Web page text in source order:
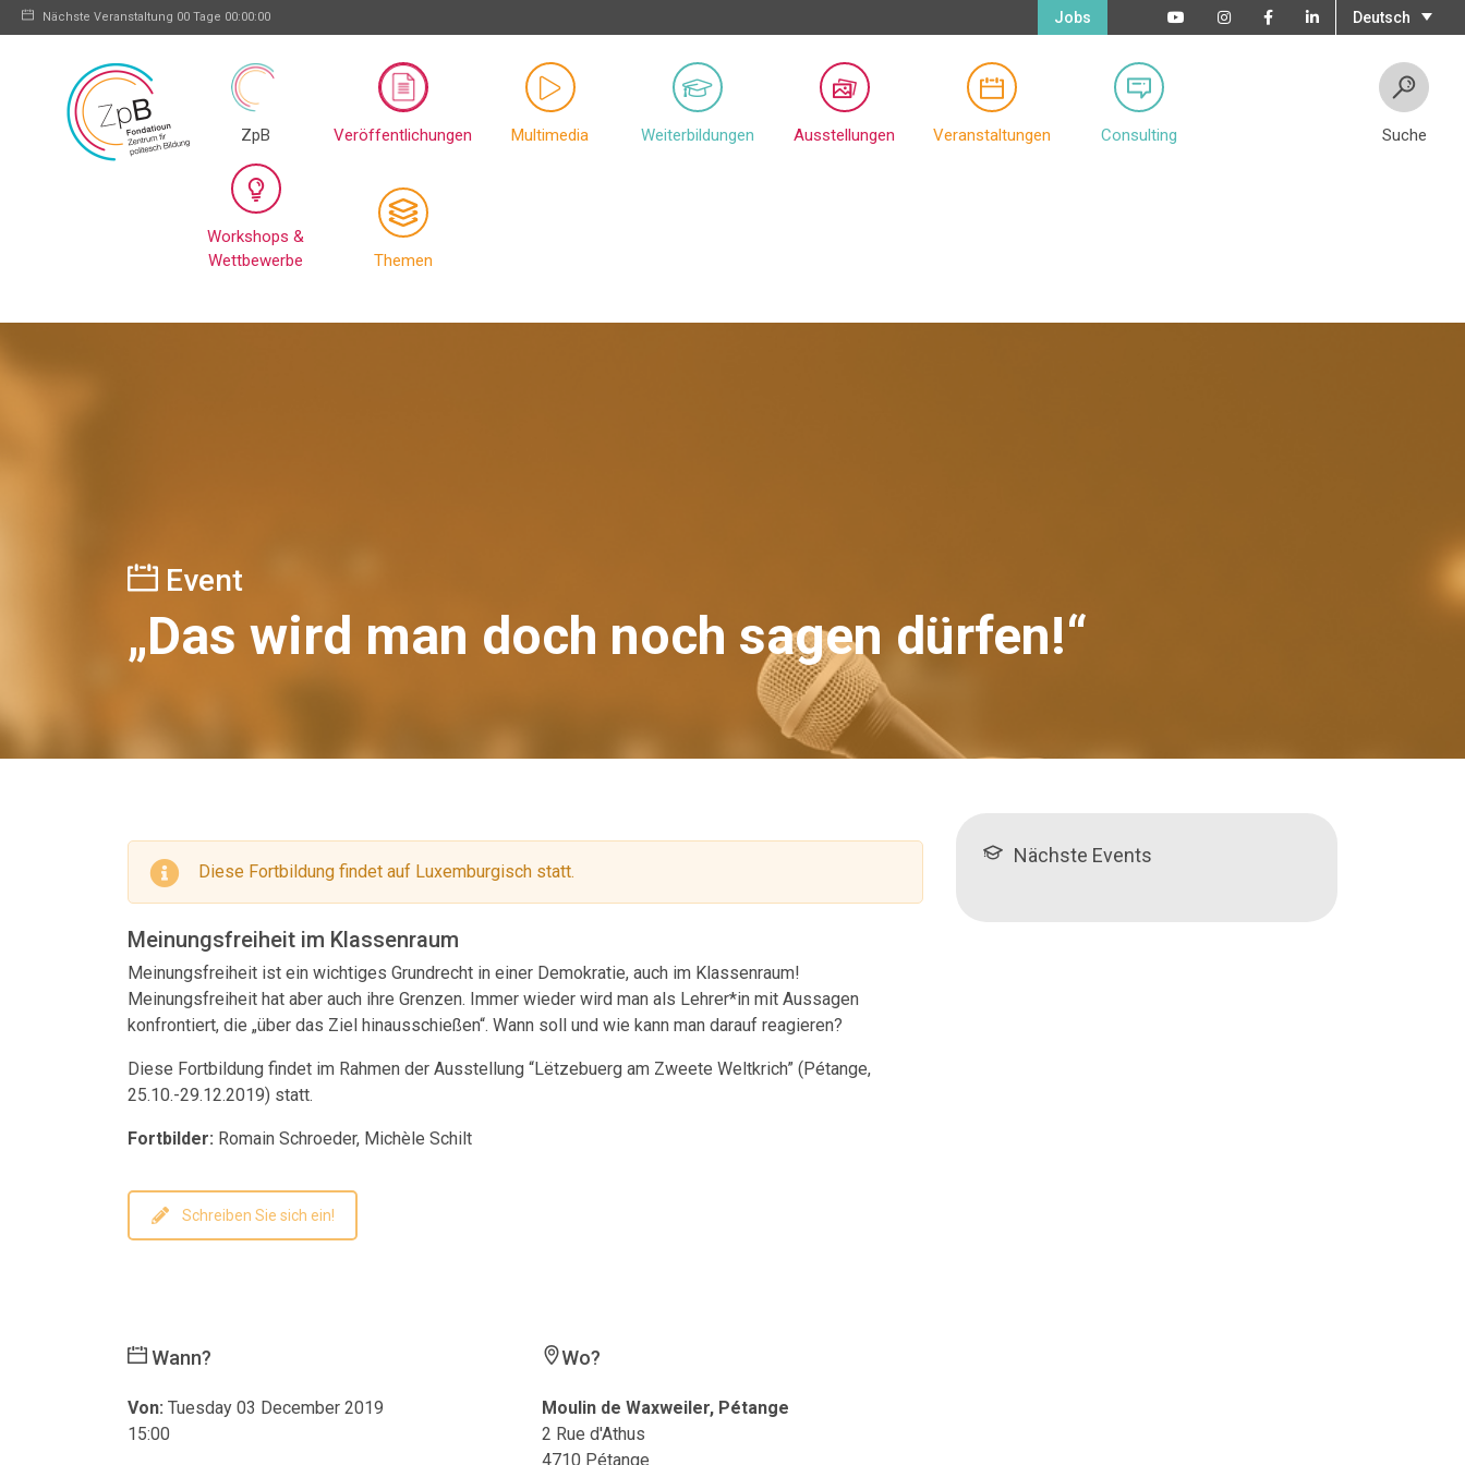
Nächste Veranstaltung 00 Tage 00:00:00 Deutsch
Jobs
ZpB Veröffentlichungen Multimedia Weiterbildungen Ausstellungen Veranstaltungen Consulting
Workshops &
Wettbewerbe
Themen
Suche
Event
„Das wird man doch noch sagen dürfen!“
Diese Fortbildung findet auf Luxemburgisch statt.
Meinungsfreiheit im Klassenraum
Meinungsfreiheit ist ein wichtiges Grundrecht in einer Demokratie, auch im Klassenraum!
Meinungsfreiheit hat aber auch ihre Grenzen. Immer wieder wird man als Lehrer*in mit Aussagen
konfrontiert, die „über das Ziel hinausschießen“. Wann soll und wie kann man darauf reagieren?
Diese Fortbildung findet im Rahmen der Ausstellung “Lëtzebuerg am Zweete Weltkrich” (Pétange,
25.10.-29.12.2019) statt.
Fortbilder: Romain Schroeder, Michèle Schilt
Schreiben Sie sich ein!
Wann?
Von: Tuesday 03 December 2019
15:00
Wo?
Moulin de Waxweiler, Pétange
2 Rue d'Athus
4710 Pétange
Nächste Events